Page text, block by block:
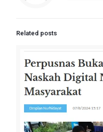
Related posts